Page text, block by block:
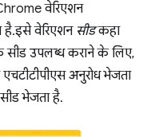
वेरिएशन
इसे वेरिएशन सीडकहा
उपलब्ध कराने के लिए,
अनुरोध भेजता
भेजता है.